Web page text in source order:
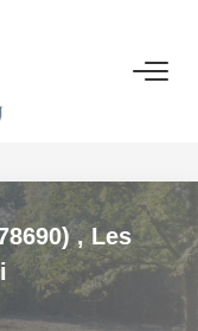
,Les